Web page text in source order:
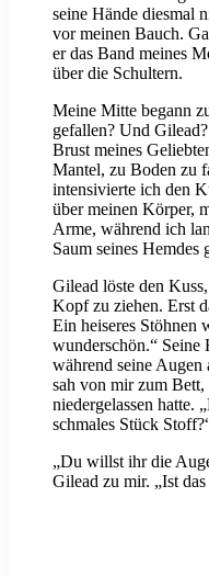
seine Hände diesmal
vor meinen Bauch.
er das Band meines
über die Schultern.
Meine Mitte begann
gefallen? Und
Brust meines
Mantel, zu Boden zu
intensivierte ich den
über meinen Körper,
Arme, während ich
Saum seines Hemdes
Gilead löste den
Kopf zu ziehen. Erst
Ein heiseres
wunderschön.“ Seine
während seine
sah von mir zum
niedergelassen hatte.
schmales Stück
„Du willst ihr die
Gilead zu mir. „Ist